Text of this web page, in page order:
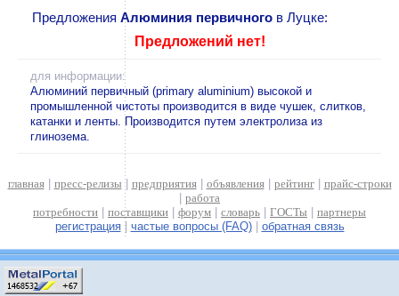
Предложения Алюминия первичного в Луцке:
Предложений нет!
для информации:
Алюминий первичный (primary aluminium) высокой и
промышленной чистоты производится в виде чушек, слитков,
катанки и ленты. Производится путем электролиза из
глинозема.
главная| пресс-релизы | предприятия| объявления| рейтинг| прайс-строки
работа
потребности
поставщики форум словарь ГОСТы
партнеры
регистрация| частые вопросы (FAQ)| обратная связь